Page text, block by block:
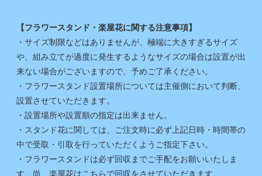
【フラワースタンド・楽屋花に関する注意事項】
・サイズ制限などはありませんが、極端に大きすぎるサイズ
や、組み立てが過度に発生するようなサイズの場合は設置が出
来ない場合がございますので、予めご了承ください。
・フラワースタンド設置場所については主催側において判断、
設置させていただきます。
・設置場所や設置順の指定は出来ません。
・スタンド花に関しては、ご注文時に必ず上記日時・時間帯の
中で受取・引取を行っていただくようご指定下さい。
・フラワースタンドは必ず回収までご手配をお願いいたしま
す。尚、楽屋花はこちらで回収をさせていただきます。